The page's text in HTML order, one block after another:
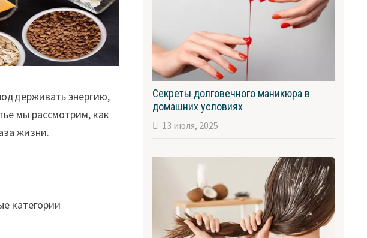
энергию,
мы рассмотрим, как
жизни.
категории
Секреты долговечного маникюра в
домашних условиях
13 июля, 2025